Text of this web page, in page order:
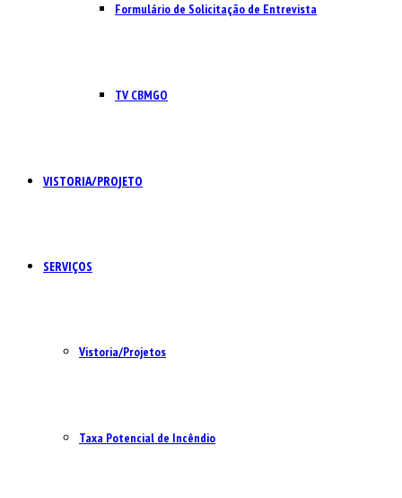
Formulário de Solicitação de Entrevista
TV CBMGO
VISTORIA/PROJETO
SERVIÇOS
Vistoria/Projetos
Taxa Potencial de Incêndio